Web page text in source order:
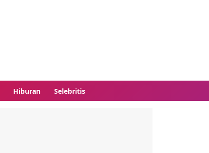
Hiburan Selebritis